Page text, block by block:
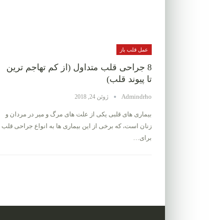
عمل قلب باز
8 جراحی قلب متداول (از کم تهاجم ترین
تا پیوند قلب)
Admindrho ژوئن 24, 2018
بیماری های قلبی یکی از علت های مرگ و میر در مردان و
زنان است، که برخی از این بیماری ها به انواع جراحی قلب
برای…